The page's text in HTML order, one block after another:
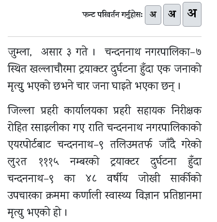
फन्ट परिवर्तन गर्नुहोस: अ अ अ
जुम्ला, असार ३ गते । चन्दननाथ नगरपालिका–७
स्थित खल्लाचौरमा ट्रयाक्टर दुर्घटना हुँदा एक जनाको
मृत्युु भएको छभने चार जना घाइते भएका छन् ।
जिल्ला प्रहरी कार्यालयका प्रहरी सहायक निरीक्षक
रोहित रसाइलीका गए राति चन्दननाथ नगरपालिकाको
एयरपोर्टबाट चन्दननाथ–९ तलिउमतर्फ जाँदै गरेको
लु२त १११५ नम्बरको ट्रयाक्टर दुर्घटना हुँदा
चन्दननाथ–९ का ४८ वर्षीय जोखी सार्कीको
उपचारका क्रममा कर्णाली स्वास्थ्य विज्ञान प्रतिष्ठानमा
मृत्यु भएको हो ।